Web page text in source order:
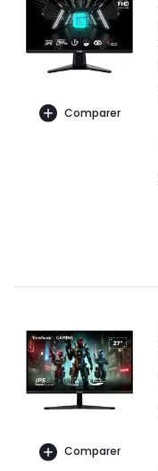
Comparer
Comparer